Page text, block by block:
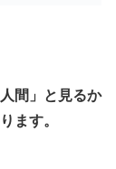
間」と見るか
ます。